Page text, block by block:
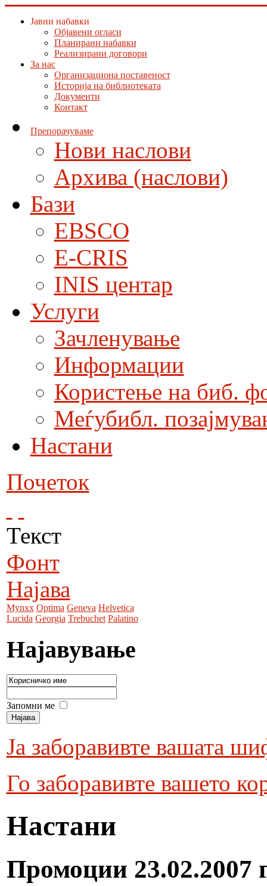
Јавни набавки
Објавени огласи
Планирани набавки
Реализирани договори
За нас
Организациона поставеност
Историја на библиотеката
Документи
Контакт
Препорачуваме
Нови наслови
Архива (наслови)
Бази
EBSCO
E-CRIS
INIS центар
Услуги
Зачленување
Информации
Користење на биб.
Меѓубибл.
Настани
Почеток
Текст
Фонт
Најава
Mynxx Optima Geneva Helvetica
Lucida Georgia Trebuchet Palatino
Најавување
Запомни ме
Ја заборавивте вашата
Го заборавивте вашето
Настани
Промоции 23.02.2007